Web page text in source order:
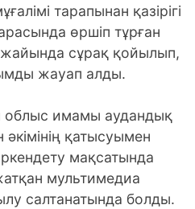
тарапынан қазірігі
өршіп тұрған
жайында сұрақ қойылып,
жауап алды.
облыс имамы аудандық
қатысуымен
өркендету мақсатында
мультимедиа
салтанатында болды.